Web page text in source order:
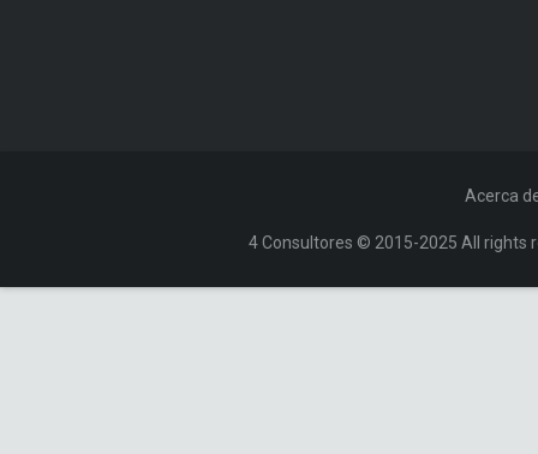
Acerca
4 Consultores © 2015-2025 All rights